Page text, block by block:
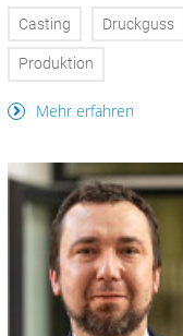
Casting Druckguss
Produktion
Mehr erfahren